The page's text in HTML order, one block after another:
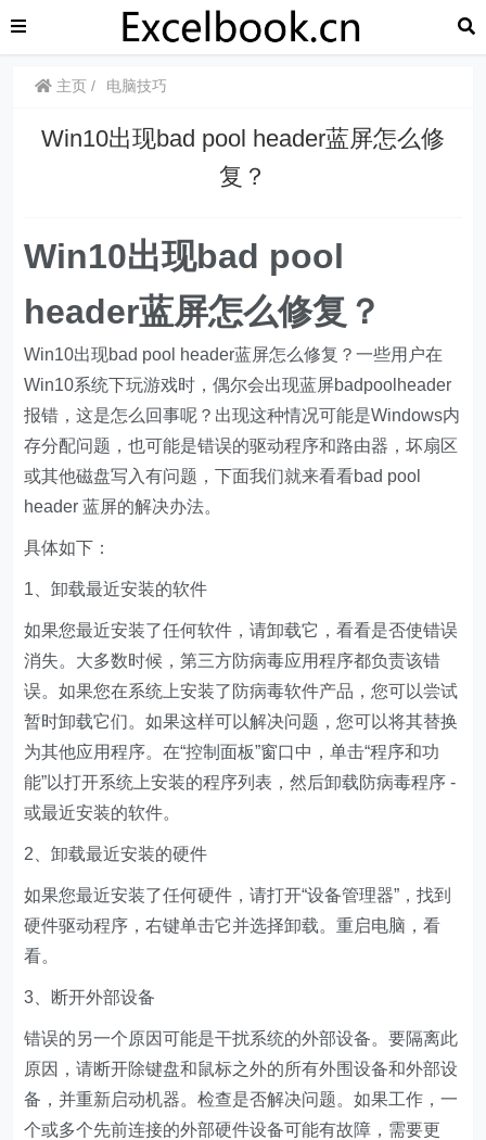
主页 电脑技巧
Win10出现bad pool header蓝屏怎么修
复？
Win10出现bad pool
header蓝屏怎么修复？
Win10出现bad pool header蓝屏怎么修复？一些用户在
Win10系统下玩游戏时，偶尔会出现蓝屏badpoolheader
报错，这是怎么回事呢？出现这种情况可能是Windows内
存分配问题，也可能是错误的驱动程序和路由器，坏扇区
或其他磁盘写入有问题，下面我们就来看看bad pool
header 蓝屏的解决办法。
具体如下：
1、卸载最近安装的软件
如果您最近安装了任何软件，请卸载它，看看是否使错误
消失。大多数时候，第三方防病毒应用程序都负责该错
误。如果您在系统上安装了防病毒软件产品，您可以尝试
暂时卸载它们。如果这样可以解决问题，您可以将其替换
为其他应用程序。在“控制面板”窗口中，单击“程序和功
能”以打开系统上安装的程序列表，然后卸载防病毒程序 -
或最近安装的软件。
2、卸载最近安装的硬件
如果您最近安装了任何硬件，请打开“设备管理器”，找到
硬件驱动程序，右键单击它并选择卸载。重启电脑，看
看。
3、断开外部设备
错误的另一个原因可能是干扰系统的外部设备。要隔离此
原因，请断开除键盘和鼠标之外的所有外围设备和外部设
备，并重新启动机器。检查是否解决问题。如果工作，一
个或多个先前连接的外部硬件设备可能有故障，需要更